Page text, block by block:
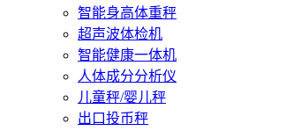
智能身高体重秤
超声波体检机
智能健康一体机
人体成分分析仪
儿童秤/婴儿秤
出口投币秤